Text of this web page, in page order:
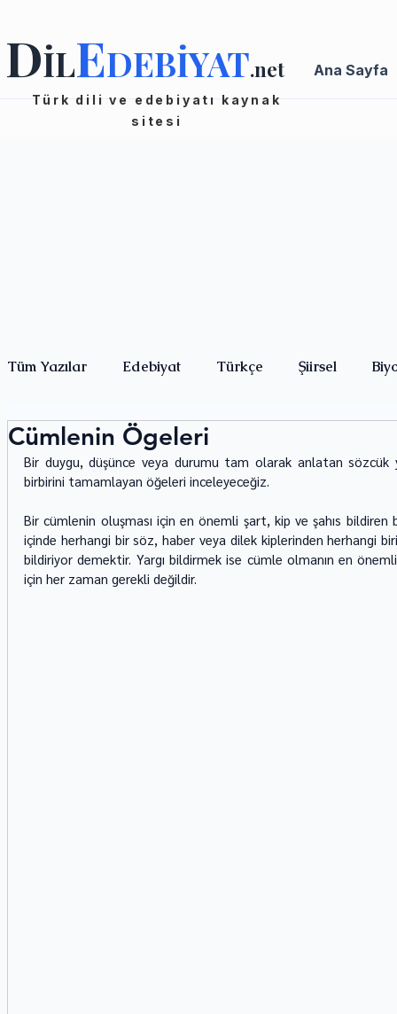
DİLEDEBİYAT.net Ana Sayfa
Türk dili ve edebiyatı kaynak
sitesi
Tüm Yazılar Edebiyat Türkçe Şiirsel
Cümlenin Ögeleri
Bir duygu, düşünce veya durumu tam olarak anlatan
birbirini tamamlayan öğeleri inceleyeceğiz.
Bir cümlenin oluşması için en önemli şart, kip ve şahıs bildiren
içinde herhangi bir söz, haber veya dilek kiplerinden herhangi
bildiriyor demektir. Yargı bildirmek ise cümle olmanın en
için her zaman gerekli değildir.